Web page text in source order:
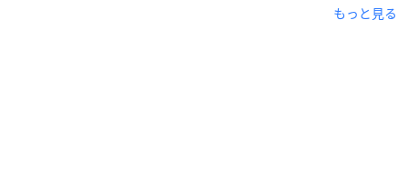
もっと見る